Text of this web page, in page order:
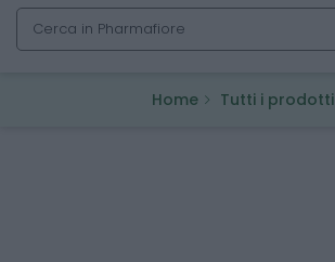
Cerca
Home Tutti i prodotti